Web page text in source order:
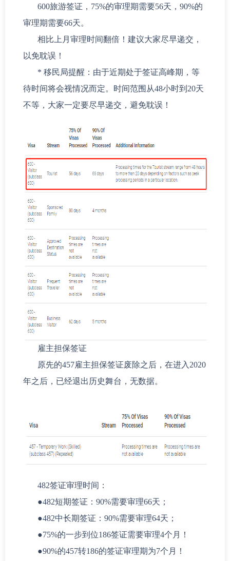
600旅游签证，75%的审理期需要56天，90%的
审理期需要66天。
相比上月审理时间翻倍！建议大家尽早递交，
以免耽误！
* 移民局提醒：由于近期处于签证高峰期，等
待时间将会视情况而定。时间范围从48小时到20天
不等，大家一定要尽早递交，避免耽误！
雇主担保签证
原先的457雇主担保签证废除之后，在进入2020
年之后，已经退出历史舞台，无数据。
482签证审理时间：
●482短期签证：90%需要审理66天；
●482中长期签证：90%需要审理64天；
●75%的一步到位186签证需要审理4个月！
●90%的457转186的签证审理期为7个月！